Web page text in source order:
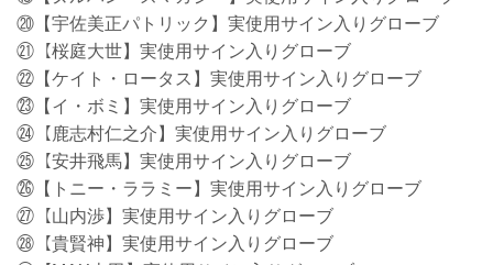
⑳【宇佐美正パトリック】実使用サイン入りグローブ
㉑【桜庭大世】実使用サイン入りグローブ
㉒【ケイト・ロータス】実使用サイン入りグローブ
㉓【イ・ボミ】実使用サイン入りグローブ
㉔【鹿志村仁之介】実使用サイン入りグローブ
㉕【安井飛馬】実使用サイン入りグローブ
㉖【トニー・ララミー】実使用サイン入りグローブ
㉗【山内渉】実使用サイン入りグローブ
㉘【貴賢神】実使用サイン入りグローブ